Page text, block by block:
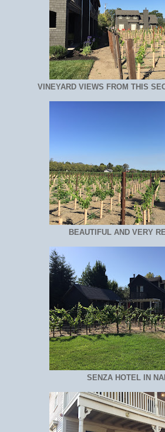
VINEYARD VIEWS FROM THIS
BEAUTIFUL AND VERY
SENZA HOTEL IN